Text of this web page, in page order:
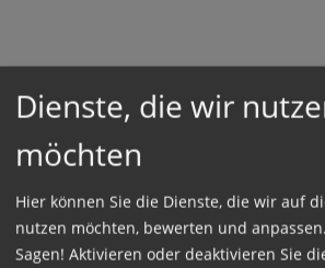
Diese Meldung ist nicht frei
loggen Sie sich ein, oder bestellen
ProduktKathpress_online
GESCHÜTZTER BEREICH
Dienste, die wir
möchten
Hier können Sie die Dienste, die wir auf
nutzen möchten, bewerten und
Sagen! Aktivieren oder deaktivieren Sie